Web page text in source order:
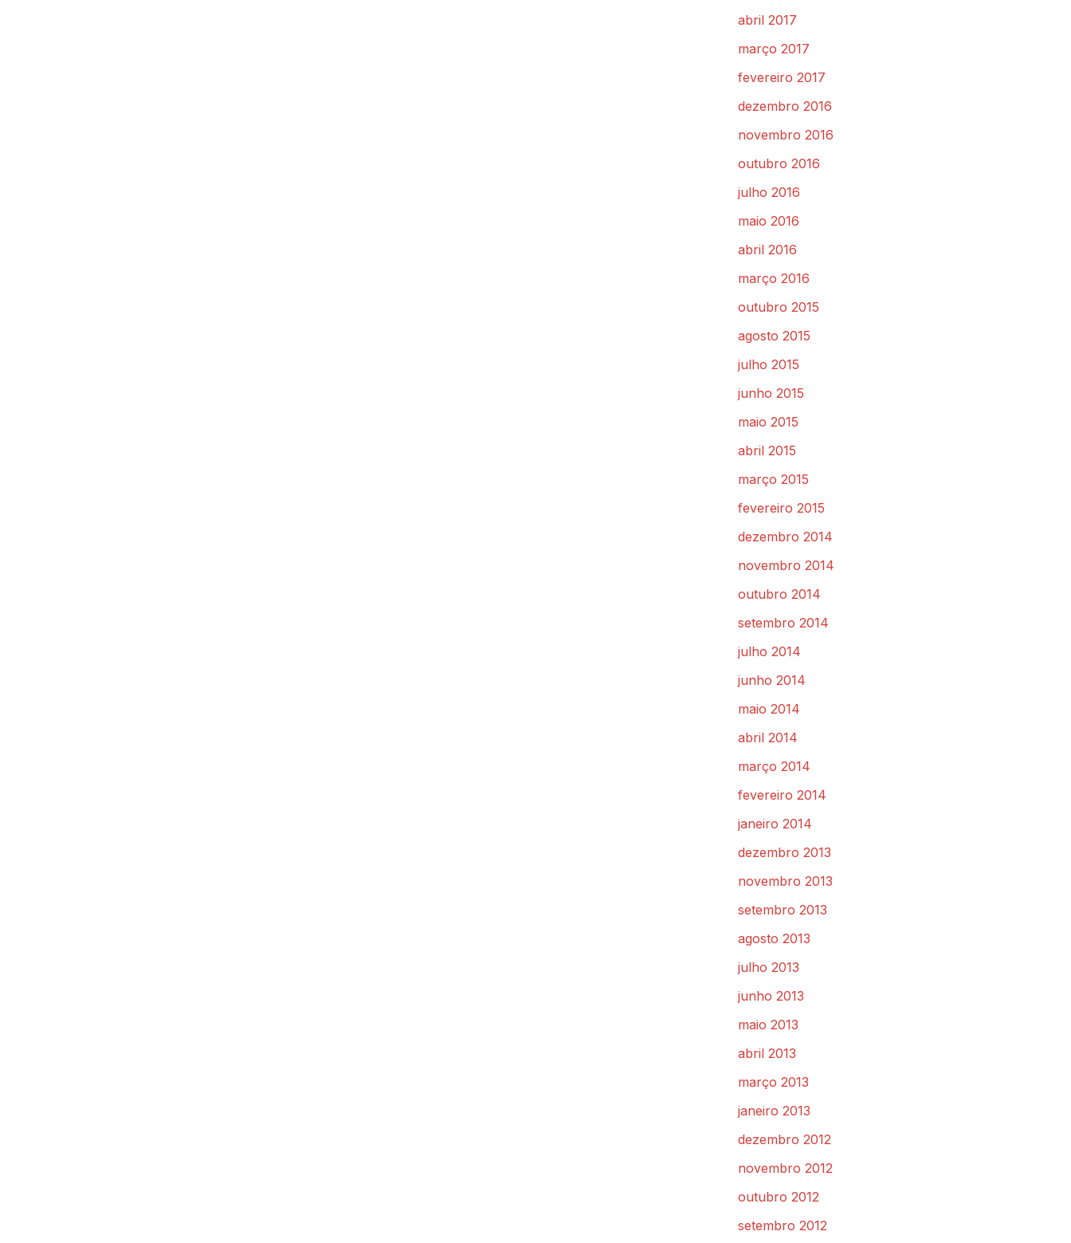
abril 2017
março 2017
fevereiro 2017
dezembro 2016
novembro 2016
outubro 2016
julho 2016
maio 2016
abril 2016
março 2016
outubro 2015
agosto 2015
julho 2015
junho 2015
maio 2015
abril 2015
março 2015
fevereiro 2015
dezembro 2014
novembro 2014
outubro 2014
setembro 2014
julho 2014
junho 2014
maio 2014
abril 2014
março 2014
fevereiro 2014
janeiro 2014
dezembro 2013
novembro 2013
setembro 2013
agosto 2013
julho 2013
junho 2013
maio 2013
abril 2013
março 2013
janeiro 2013
dezembro 2012
novembro 2012
outubro 2012
setembro 2012